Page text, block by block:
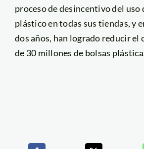
proceso de desincentivo del uso
plástico en todas sus tiendas, y
dos años, han logrado reducir el
de 30 millones de bolsas